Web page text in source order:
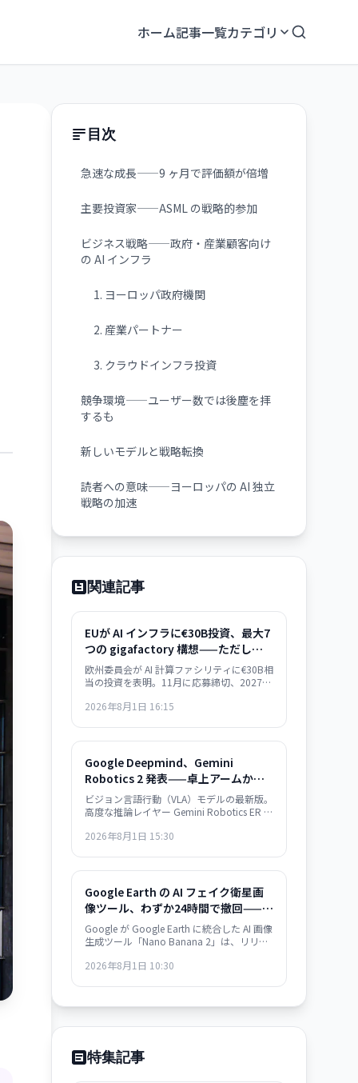
ホーム記事一覧カテゴリ
目次
急速な成長——9 ヶ月で評価額が倍増
主要投資家——ASML の戦略的参加
ビジネス戦略——政府・産業顧客向け
の AI インフラ
1. ヨーロッパ政府機関
2. 産業パートナー
3. クラウドインフラ投資
競争環境——ユーザー数では後塵を拝
するも
新しいモデルと戦略転換
読者への意味——ヨーロッパの AI 独立
戦略の加速
関連記事
EUが AI インフラに€30B投資、最大7
つの gigafactory 構想——ただし米
国の 1/20 規模
欧州委員会が AI 計算ファシリティに€30B相
当の投資を表明。11月に応募締切、2027年
Qualcomm とハード確保で合意。
2026年8月1日 16:15
Google Deepmind、Gemini
Robotics 2 発表——卓上アームから
人型ロボットまで、汎用ロボット制
御モデル
ビジョン言語行動（VLA）モデルの最新版。
高度な推論レイヤー Gemini Robotics ER 2
可能に。
2026年8月1日 15:30
Google Earth の AI フェイク衛星画
像ツール、わずか24時間で撤回——信
頼性危機が露呈
Google が Google Earth に統合した AI 画像
生成ツール「Nano Banana 2」は、リリー
損なうリスクが批判を集め、より強力な保
る。
2026年8月1日 10:30
特集記事